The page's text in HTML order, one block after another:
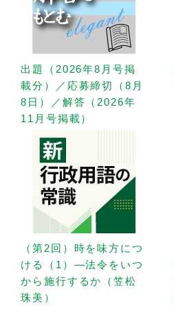
出題（2026年8月号掲
載分）／応募締切（8月
8日）／解答（2026年
11月号掲載）
（第2回）時を味方につ
ける（1）—法令をいつ
から施行するか（笠松
珠美）